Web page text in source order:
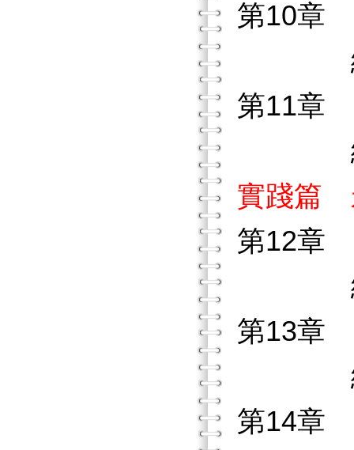
第10章
練習
第11章
練習
實踐篇
第12章
練習
第13章
練習
第14章